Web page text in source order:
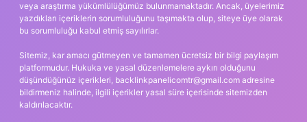
veya araştırma yükümlülüğümüz bulunmamaktadır. Ancak, üyelerimiz
yazdıkları içeriklerin sorumluluğunu taşımakta olup, siteye üye olarak
bu sorumluluğu kabul etmiş sayılırlar.
Sitemiz, kar amacı gütmeyen ve tamamen ücretsiz bir bilgi paylaşım
platformudur. Hukuka ve yasal düzenlemelere aykırı olduğunu
düşündüğünüz içerikleri, backlinkpanelicomtr@gmail.com adresine
bildirmeniz halinde, ilgili içerikler yasal süre içerisinde sitemizden
kaldırılacaktır.